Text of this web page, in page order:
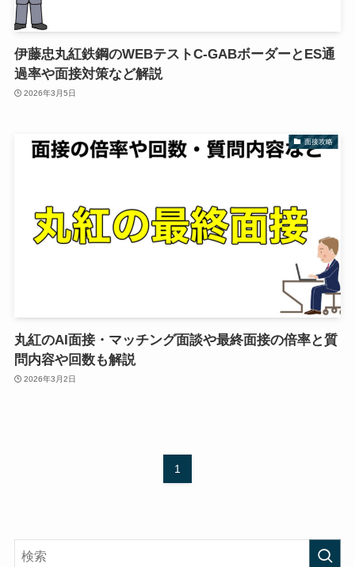
伊藤忠丸紅鉄鋼のWEBテストC-GABボーダーとES通
過率や面接対策など解説
2026年3月5日
面接攻略
丸紅のAI面接・マッチング面談や最終面接の倍率と質
問内容や回数も解説
2026年3月2日
1